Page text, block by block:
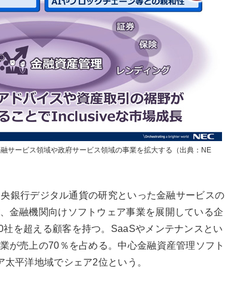
サービス領域や政府サービス領域の事業を拡大する（出典：NE
銀行デジタル通貨の研究といった金融サービスの
金融機関向けソフトウェア事業を展開している企
社を超える顧客を持つ。SaaSやメンテナンスとい
が売上の70％を占める。中心金融資産管理ソフト
平洋地域でシェア2位という。